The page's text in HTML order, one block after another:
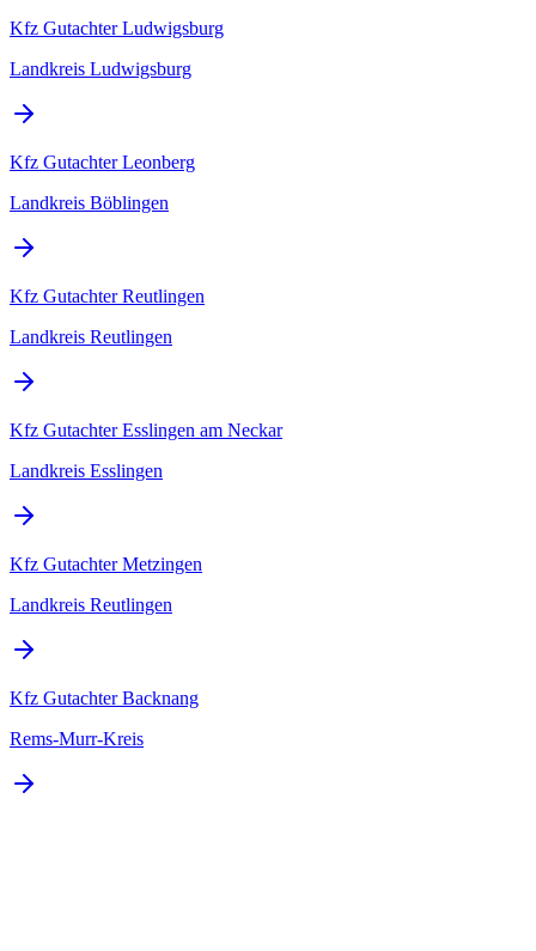
Kfz GutachterLudwigsburg
Landkreis Ludwigsburg
Kfz GutachterLeonberg
Landkreis Böblingen
Kfz GutachterReutlingen
Landkreis Reutlingen
Kfz GutachterEsslingen am Neckar
Landkreis Esslingen
Kfz GutachterMetzingen
Landkreis Reutlingen
Kfz GutachterBacknang
Rems-Murr-Kreis